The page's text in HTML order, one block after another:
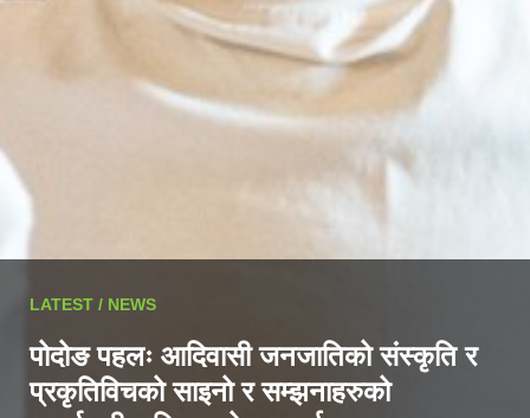
LATEST / NEWS
पोदोङ पहलः आदिवासी जनजातिको संस्कृति र
प्रकृतिविचको साइनो र सम्झनाहरुको